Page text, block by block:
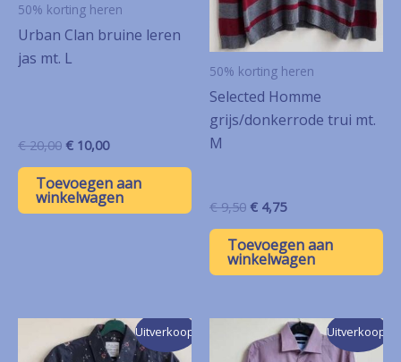
50% korting heren
Urban Clan bruine leren
jas mt. L
€20,00 Oorspronkelijke
was:
€ 20,00.
€ 10,00Huidige
is:
€ 10,00.
Toevoegen aan
winkelwagen
50% korting heren
Selected Homme
grijs/donkerrode trui mt.
M
€9,50 Oorspronkelijke
was:
€ 9,50.
€ 4,75Huidige
is:
€ 4,75.
Toevoegen aan
winkelwagen
Uitverkoop! Uitverkoop!